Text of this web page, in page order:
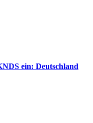
ein: Deutschland